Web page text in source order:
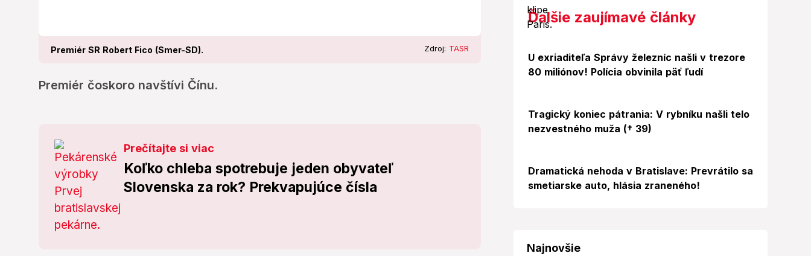
Premiér SR Robert Fico (Smer-SD). Zdroj: TASR
Premiér čoskoro navštívi Čínu.
Prečítajte si viac
Koľko chleba spotrebuje jeden obyvateľ
Slovenska za rok? Prekvapujúce čísla
Ďalšie zaujímavé články
U exriaditeľa Správy železníc našli v trezore
80 miliónov! Polícia obvinila päť ľudí
Tragický koniec pátrania: V rybníku našli telo
nezvestného muža († 39)
Dramatická nehoda v Bratislave: Prevrátilo sa
smetiarske auto, hlásia zraneného!
Najnovšie